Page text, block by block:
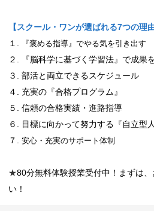
【スクール・ワンが選ばれる7つの理由
１.
『褒める指導』でやる気を引き出す
２. 『脳科学に基づく学習法』で成果
３. 部活と両立できるスケジュール
４. 充実の『合格プログラム』
５. 信頼の合格実績・進路指導
６. 目標に向かって努力する『自立型
７. 安心・充実のサポート体制
★80分無料体験授業受付中！まずは
い！